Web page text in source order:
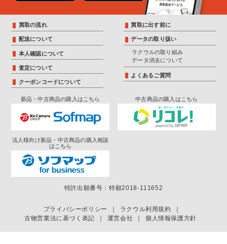
買取の流れ
配送について
本人確認について
査定について
クーポンコードについて
買取に出す前に
データの取り扱い
ラクウルの取り組み
データ消去について
よくあるご質問
新品・中古商品の購入はこちら 中古商品の購入はこちら
法人様向け新品・中古商品の購入相談
はこちら
プライバシーポリシー ラクウル利用規約
古物営業法に基づく表記
運営会社 個人情報保護方針
特許出願番号：特願2018-111652